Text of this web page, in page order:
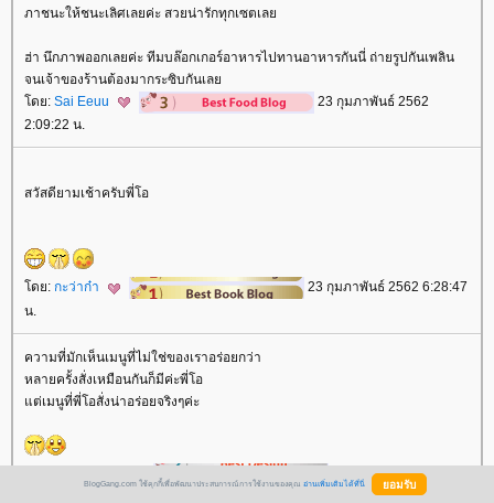
ภาชนะให้ชนะเลิศเลยค่ะ สวยน่ารักทุกเซตเล
ฮ่า นึกภาพออกเลยค่ะ ทีมบล๊อกเกอร์อาหารไปทานอาหารกันนี่ ถ่ายรูปกันเพลิน
จนเจ้าของร้านต้องมากระซิบกันเล
ดย: Sai Eeuu
23 กุมภาพันธ์ 2562
2:09:22 น.
สวัสดียามเช้าครับพี่โอ
ดย: กะว่าก๋า
23 กุมภาพันธ์ 2562 6:28:47
น.
ความที่มักเห็นเมนูที่ไม่ใช่ของเราอร่อยกว่า
หลายครั้งสั่งเหมือนกันก็มีค่ะพี่โอ
ต่เมนูที่พี่โอสั่งน่าอร่อยจริงๆค่ะ
23 กุมภาพันธ์ 2562
BlogGang.com ใช้คุกกี้เพื่อพัฒนาประสบการณ์การใช้งานของคุณ อ่านเพิ่มเติมได้ที่นี่